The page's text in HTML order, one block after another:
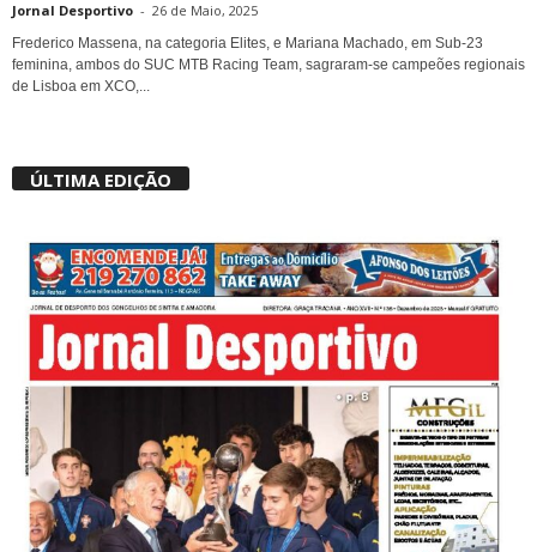
Jornal Desportivo - 26 de Maio, 2025
Frederico Massena, na categoria Elites, e Mariana Machado, em Sub-23
feminina, ambos do SUC MTB Racing Team, sagraram-se campeões regionais
de Lisboa em XCO,...
ÚLTIMA EDIÇÃO